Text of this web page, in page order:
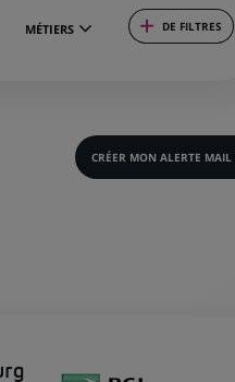
MÉTIERS DE FILTRES
CRÉER MON ALERTE MAIL